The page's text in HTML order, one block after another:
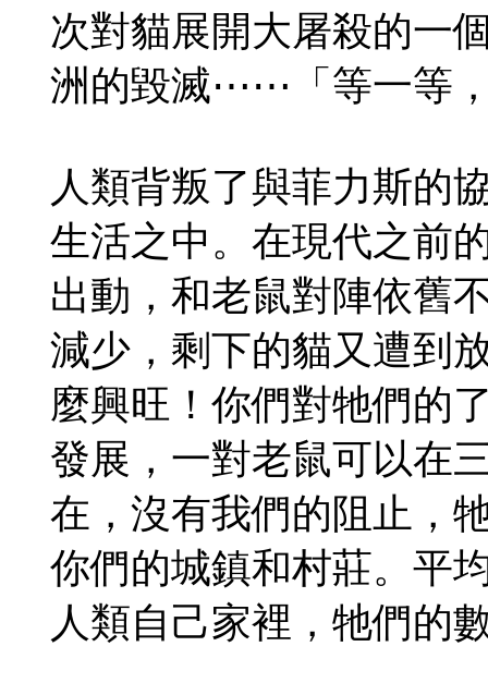
次對貓展開大屠殺的一
洲的毀滅⋯⋯「等一等
人類背叛了與菲力斯的
生活之中。在現代之前
出動，和老鼠對陣依舊
減少，剩下的貓又遭到
麼興旺！你們對牠們的
發展，一對老鼠可以在
在，沒有我們的阻止，
你們的城鎮和村莊。平
人類自己家裡，牠們的